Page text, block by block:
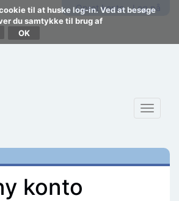
til at huske log-in. Ved at besøge
du samtykke til brug af
Opret konto Log på
Toggle
konto